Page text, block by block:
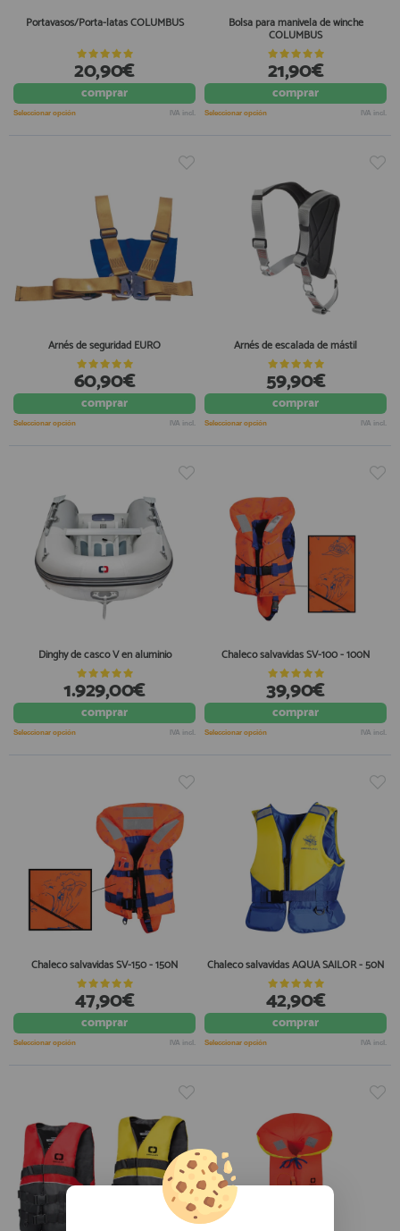
Portavasos/Porta-latas COLUMBUS
20,90€
comprar
Seleccionar opción IVA incl.
Bolsa para manivela de winche
COLUMBUS
21,90€
comprar
Seleccionar opción IVA incl.
Arnés de seguridad EURO
60,90€
comprar
Seleccionar opción IVA incl.
Arnés de escalada de mástil
59,90€
comprar
Seleccionar opción IVA incl.
Dinghy de casco V en aluminio
1.929,00€
comprar
Seleccionar opción IVA incl.
Chaleco salvavidas SV-100 - 100N
39,90€
comprar
Seleccionar opción IVA incl.
Chaleco salvavidas SV-150 - 150N
47,90€
comprar
Seleccionar opción IVA incl.
Chaleco salvavidas AQUA SAILOR - 50N
42,90€
comprar
Seleccionar opción IVA incl.